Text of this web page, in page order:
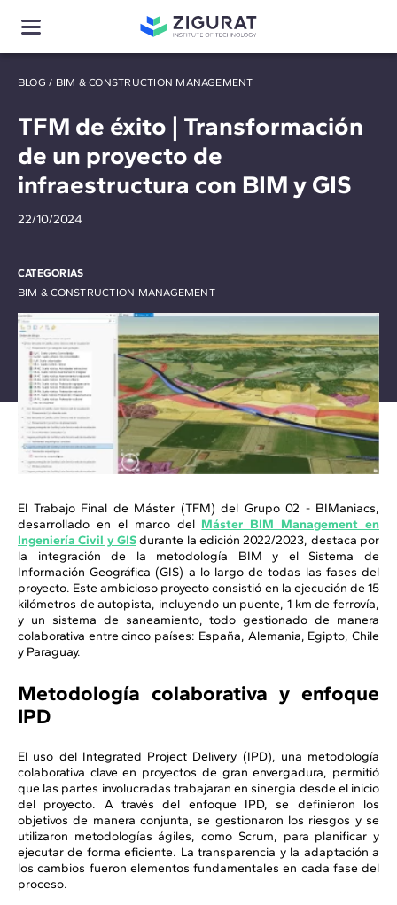
BLOG / BIM & CONSTRUCTION MANAGEMENT
TFM de éxito | Transformación
de un proyecto de
infraestructura con BIM y GIS
22/10/2024
CATEGORIAS
BIM & CONSTRUCTION MANAGEMENT
El Trabajo Final de Máster (TFM) del Grupo 02 - BIManiacs,
desarrollado en el marco del Máster BIM Management en
Ingeniería Civil y GISdurante la edición 2022/2023, destaca por
la integración de la metodología BIM y el Sistema de
Información Geográfica (GIS) a lo largo de todas las fases del
proyecto. Este ambicioso proyecto consistió en la ejecución de 15
kilómetros de autopista, incluyendo un puente, 1 km de ferrovía,
y un sistema de saneamiento, todo gestionado de manera
colaborativa entre cinco países: España, Alemania, Egipto, Chile
y Paraguay.
Metodología colaborativa y enfoque
IPD
El uso del Integrated Project Delivery (IPD), una metodología
colaborativa clave en proyectos de gran envergadura, permitió
que las partes involucradas trabajaran en sinergia desde el inicio
del proyecto. A través del enfoque IPD, se definieron los
objetivos de manera conjunta, se gestionaron los riesgos y se
utilizaron metodologías ágiles, como Scrum, para planificar y
ejecutar de forma eficiente. La transparencia y la adaptación a
los cambios fueron elementos fundamentales en cada fase del
proceso.